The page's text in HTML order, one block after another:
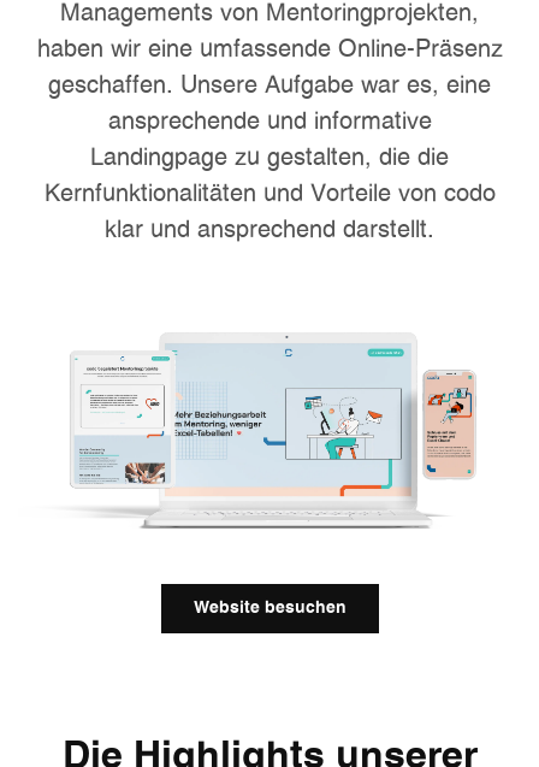
Managements von Mentoringprojekten,
haben wir eine umfassende Online-Präsenz
geschaffen. Unsere Aufgabe war es, eine
ansprechende und informative
Landingpage zu gestalten, die die
Kernfunktionalitäten und Vorteile von codo
klar und ansprechend darstellt.
Website besuchen
Die Highlights unserer